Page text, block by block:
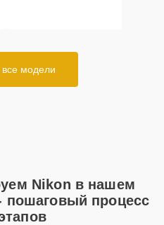
все модели
Nikon в нашем
пошаговый процесс